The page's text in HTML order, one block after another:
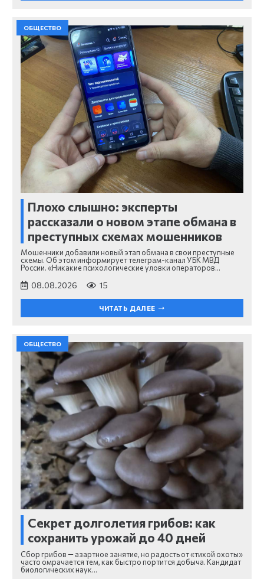
ОБЩЕСТВО
Плохо слышно: эксперты
рассказали о новом этапе обмана в
преступных схемах мошенников
Мошенники добавили новый этап обмана в свои преступные
схемы. Об этом информирует телеграм-канал УБК МВД
России. «Никакие психологические уловки операторов…
08.08.2026 15
ЧИТАТЬ ДАЛЕЕ
ОБЩЕСТВО
Секрет долголетия грибов: как
сохранить урожай до 40 дней
Сбор грибов — азартное занятие, но радость от «тихой охоты»
часто омрачается тем, как быстро портится добыча. Кандидат
биологических наук…